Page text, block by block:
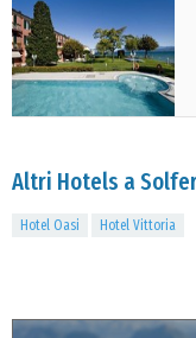
Altri Hotels a
Hotel Oasi Hotel Vittoria